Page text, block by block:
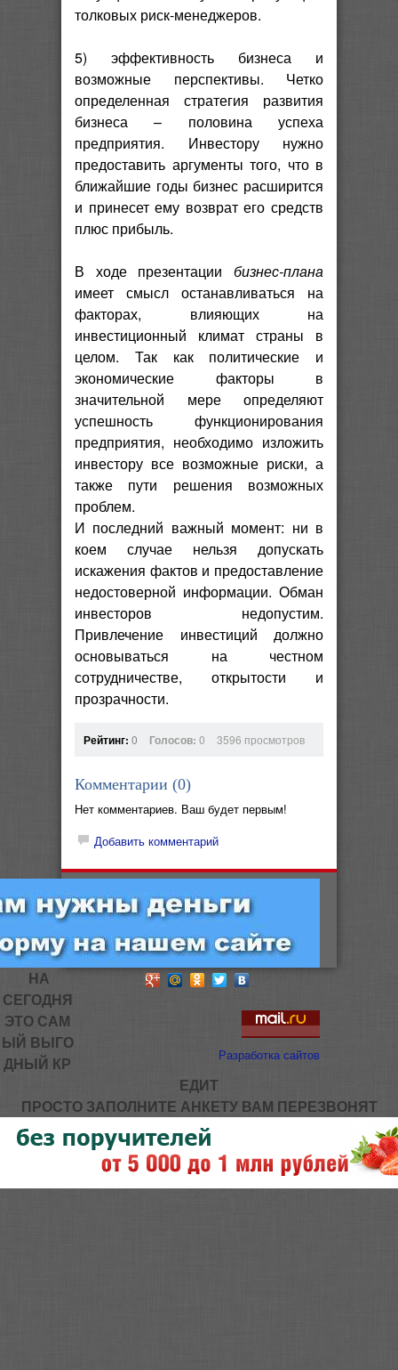
толковых риск-менеджеров.
5) эффективность бизнеса и
возможные перспективы. Четко
определенная стратегия развития
бизнеса – половина успеха
предприятия. Инвестору нужно
предоставить аргументы того, что в
ближайшие годы бизнес расширится
и принесет ему возврат его средств
плюс прибыль.
В ходе презентации бизнес-плана
имеет смысл останавливаться на
факторах, влияющих на
инвестиционный климат страны в
целом. Так как политические и
экономические факторы в
значительной мере определяют
успешность функционирования
предприятия, необходимо изложить
инвестору все возможные риски, а
также пути решения возможных
проблем.
И последний важный момент: ни в
коем случае нельзя допускать
искажения фактов и предоставление
недостоверной информации. Обман
инвесторов недопустим.
Привлечение инвестиций должно
основываться на честном
сотрудничестве, открытости и
прозрачности.
Рейтинг: 0 Голосов: 0 3596 просмотров
Комментарии (0)
Нет комментариев. Ваш будет первым!
Добавить комментарий
Разработка сайтов
НА
СЕГОДНЯ
ЭТО САМ
ЫЙ ВЫГО
ДНЫЙ КР
ЕДИТ
ПРОСТО ЗАПОЛНИТЕ АНКЕТУ ВАМ ПЕРЕЗВОНЯТ